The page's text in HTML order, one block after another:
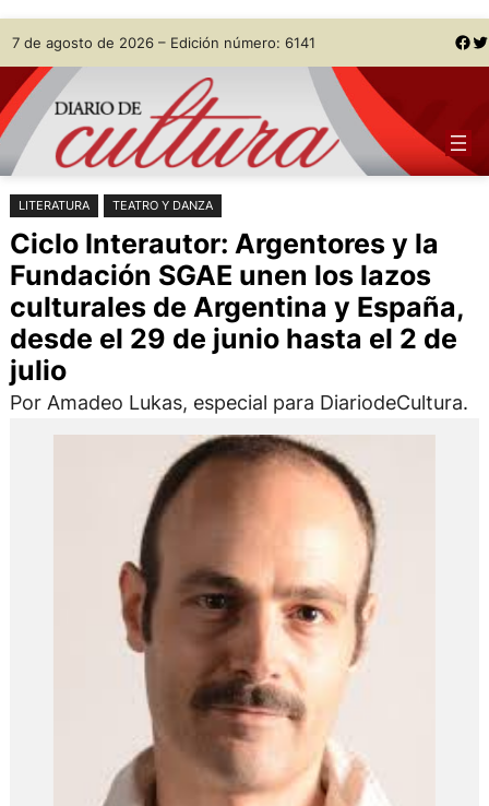
Saltar
al
contenido
Skip
to
content
7 de agosto de 2026 – Edición número: 6141 Facebook Twitter
LITERATURA TEATRO Y DANZA
Ciclo Interautor: Argentores y la
Fundación SGAE unen los lazos
culturales de Argentina y España,
desde el 29 de junio hasta el 2 de
julio
Por Amadeo Lukas, especial para DiariodeCultura.